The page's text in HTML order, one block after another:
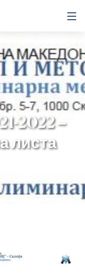
2022 –
листа